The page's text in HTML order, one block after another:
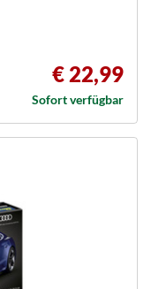
€ 22,99
Sofort verfügbar